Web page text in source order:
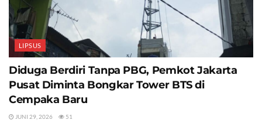
LIPSUS
Diduga Berdiri Tanpa PBG, Pemkot Jakarta
Pusat Diminta Bongkar Tower BTS di
Cempaka Baru
JUNI 29, 2026 51